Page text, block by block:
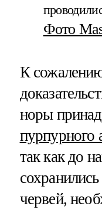
Фото
К
норы
пурпурного
так как до
червей,